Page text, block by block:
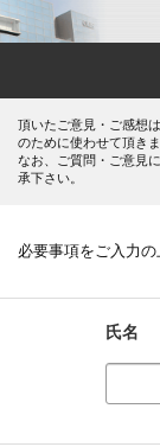
頂いたご意見・ご感想
のために使わせて頂きま
なお、ご質問・ご意見
承下さい。
必要事項をご入力
氏名